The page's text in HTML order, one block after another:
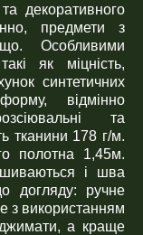
декоративного
предмети з
Особливими
як міцність,
синтетичних
відмінно
та
тканини 178 г/м.
полотна 1,45м.
і шва
догляду: ручне
з використанням
а краще